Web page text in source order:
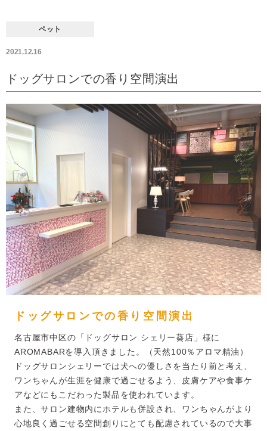
ペット
2021.12.16
ドッグサロンでの香り空間演出
ドッグサロンでの香り空間演出
名古屋市中区の「ドッグサロン シェリー葵店」様に
AROMABARを導入頂きました。（天然100％アロマ精油）
ドッグサロンシェリーでは犬への優しさを当たり前と考え、
ワンちゃんが生涯を健康で過ごせるよう、皮膚ケアや食事ケ
アなどにもこだわった製品を使われています。
また、サロン建物内にホテルも併設され、ワンちゃんがより
心地良く過ごせる空間創りにとても配慮されているので大事